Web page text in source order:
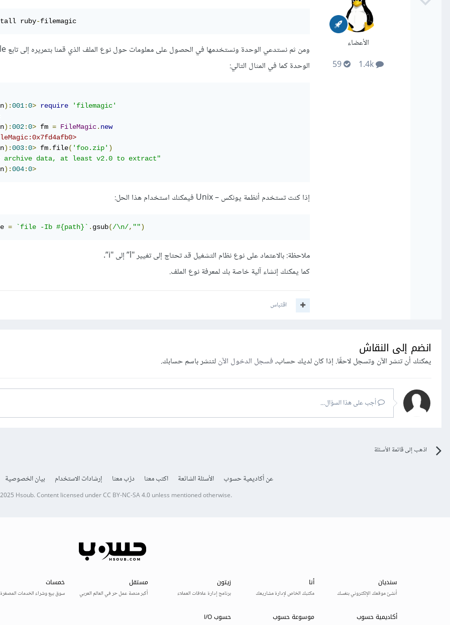
الأعضاء
ruby-filemagic
الوحدة كما في المثال التالي:
):001:0> require
'filemagic'
):002:0> fm = FileMagic. new
):003:0> fm. file( 'foo.zip' )
archive data, at least v2.0 to extract"
):004:0>
إذا كنت تستخدم أنظمة يونكس – Unix فيمكنك استخدام هذا الحل:
= `file -Ib #{path}` . gsub(/\n/, "")
ملاحظة: بالاعتماد على نوع نظام التشغيل قد تحتاج إلى تغيير "l” إلى "i”.
كما يمكنك إنشاء آلية خاصة بك لمعرفة نوع الملف.
اقتباس
انضم إلى النقاش
يمكنك أن تنشر الآن وتسجل لاحقًا. إذا كان لديك حساب،فسجل الدخول الآنلتنشر باسم حسابك.
أجب على هذا السؤال...
اذهب إلى قائمة الأسئلة
عن أكاديمية حسوب الأسئلة الشائعة اكتب معنا درّب معنا إرشادات الاستخدام بيان الخصوصية
Hsoub.Content licensed underCC BY-NC-SA 4.0unless mentioned otherwise.